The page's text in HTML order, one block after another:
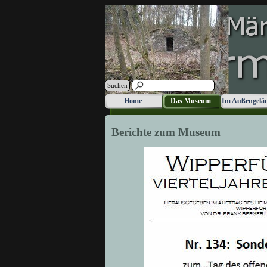
Suchen
Home Das Museum ▼
Im
Berichte zum Museum